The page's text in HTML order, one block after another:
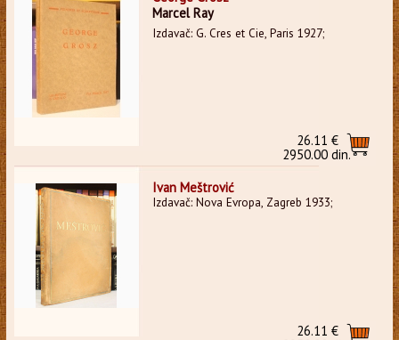
Marcel Ray
Izdavač: G. Cres et Cie, Paris 1927;
26.11 €
2950.00 din.
Ivan Meštrović
Izdavač: Nova Evropa, Zagreb 1933;
26.11 €